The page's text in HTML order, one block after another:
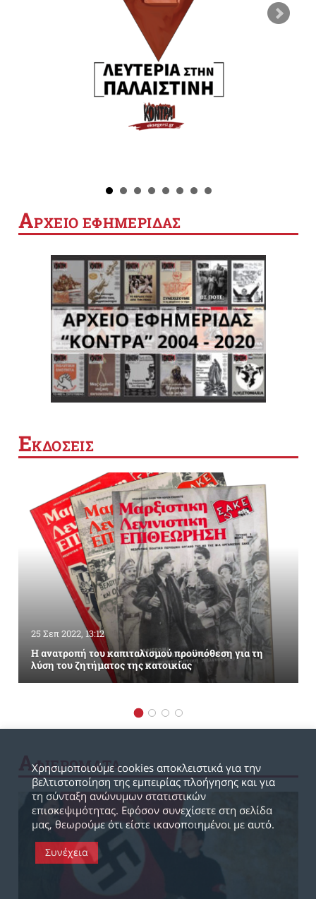
ΑΡΧΕΙΟ ΕΦΗΜΕΡΙΔΑΣ
ΕΚΔΟΣΕΙΣ
25 Σεπ 2022, 13:12
Η ανατροπή του καπιταλισμού προϋπόθεση για τη
λύση του ζητήματος της κατοικίας
ΑΦΙΕΡΩΜΑΤΑ
Χρησιμοποιούμε cookies αποκλειστικά για την
βελτιστοποίηση της εμπειρίας πλοήγησης και για
τη σύνταξη ανώνυμων στατιστικών
επισκεψιμότητας. Εφόσον συνεχίσετε στη σελίδα
μας, θεωρούμε ότι είστε ικανοποιημένοι με αυτό.
Συνέχεια